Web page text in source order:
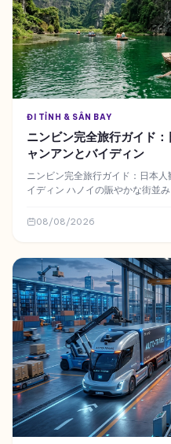
ĐI TỈNH & SÂN BAY
ニンビン完全旅行ガイド
ャンアンとバイディン
ニンビン完全旅行ガイド：日本
イディン ハノイの賑やかな街並みを離れ、車で南へ進むと、車窓の景
08/08/2026